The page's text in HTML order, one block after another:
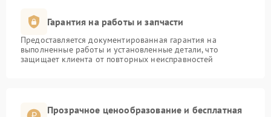
Гарантия на работы и запчасти
Предоставляется документированная гарантия на
выполненные работы и установленные детали, что
защищает клиента от повторных неисправностей
Прозрачное ценообразование и бесплатная